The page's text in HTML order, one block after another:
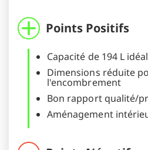
Points Positifs
Capacité de 194 L
Dimensions réduite
l'encombrement
Bon rapport qualité/
Aménagement